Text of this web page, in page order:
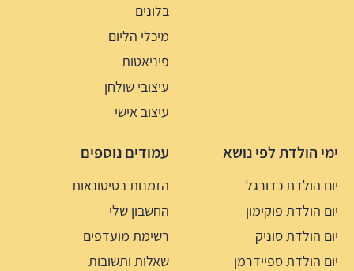
בלונים
מיכלי הליום
פיניאטות
עיצובי שולחן
עיצוב אישי
ימי הולדת לפי נושא
יום הולדת כדורגל
יום הולדת פוקימון
יום הולדת סוניק
יום הולדת ספיידרמן
עמודים נוספים
הזמנות בסיטונאות
החשבון שלי
רשימת מועדפים
שאלות ותשובות